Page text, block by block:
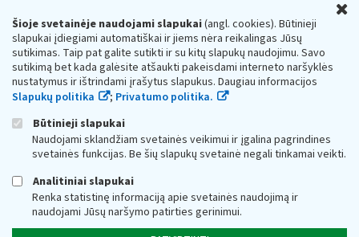
Šioje svetainėje naudojami slapukai(angl. cookies). Būtinieji
slapukai įdiegiami automatiškai ir jiems nėra reikalingas Jūsų
sutikimas. Taip pat galite sutikti ir su kitų slapukų naudojimu. Savo
sutikimą bet kada galėsite atšaukti pakeisdami interneto naršyklės
nustatymus ir ištrindami įrašytus slapukus. Daugiau informacijos
Slapukų politika
; Privatumo politika.
Būtinieji slapukai
Naudojami sklandžiam svetainės veikimui ir įgalina pagrindines
svetainės funkcijas. Be šių slapukų svetainė negali tinkamai veikti.
Analitiniai slapukai
Renka statistinę informaciją apie svetainės naudojimą ir
naudojami Jūsų naršymo patirties gerinimui.
Respublikos finansų ministerijos
Biudžetinė įstaiga. Juridinio asmens kodas — 188659752,
adresas: Vasario 16-osios g. 14, 01107 Vilnius, Lietuva, el.paštas:
vmi@vmi.lt, E. pristatymo dėžutės adresas 188659752
Duomenys apie Valstybinę mokesčių inspekciją prie Lietuvos
Respublikos finansų ministerijos kaupiami ir saugomi Juridinių